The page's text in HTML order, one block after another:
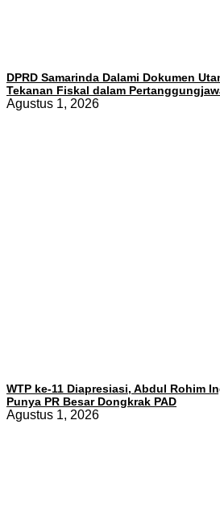
DPRD Samarinda Dalami Dokumen
Tekanan Fiskal dalam
Agustus 1, 2026
WTP ke-11 Diapresiasi, Abdul Rohim
Punya PR Besar Dongkrak PAD
Agustus 1, 2026